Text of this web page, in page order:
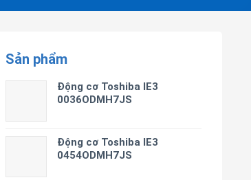
Sản phẩm
Động cơ Toshiba IE3
0036ODMH7JS
Động cơ Toshiba IE3
0454ODMH7JS